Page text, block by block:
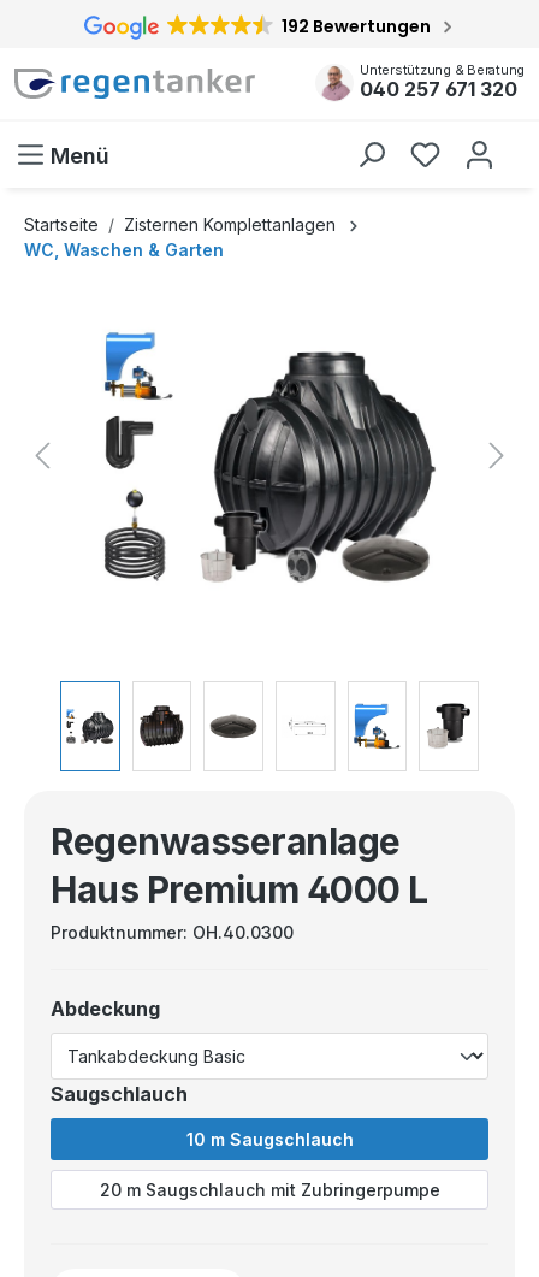
springen 192 Bewertungen
Unterstützung & Beratung
040 257 671 320
Menü
Startseite
Zisternen Komplettanlagen
WC, Waschen & Garten
Regenwasseranlage
Haus Premium 4000 L
Produktnummer: OH.40.0300
Abdeckung
Saugschlauch
10 m Saugschlauch
20 m Saugschlauch mit Zubringerpumpe